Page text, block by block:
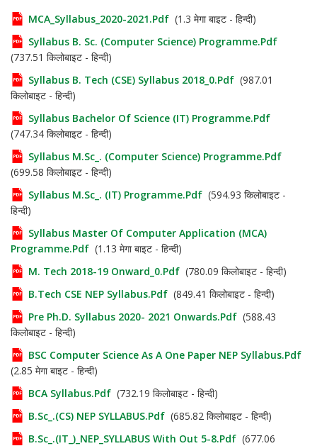
MCA_Syllabus_2020-2021.pdf (1.3 मेगा बाइट - हिन्दी)
Syllabus B. Sc. (Computer Science) Programme.pdf
(737.51 किलोबाइट - हिन्दी)
Syllabus B. Tech (CSE) Syllabus 2018_0.pdf (987.01
किलोबाइट - हिन्दी)
Syllabus Bachelor Of Science (IT) Programme.pdf
(747.34 किलोबाइट - हिन्दी)
Syllabus M.Sc_. (Computer Science) Programme.pdf
(699.58 किलोबाइट - हिन्दी)
Syllabus M.Sc_. (IT) Programme.pdf (594.93 किलोबाइट -
हिन्दी)
Syllabus Master Of Computer Application (MCA)
Programme.pdf (1.13 मेगा बाइट - हिन्दी)
M. Tech 2018-19 Onward_0.pdf (780.09 किलोबाइट - हिन्दी)
B.Tech CSE NEP Syllabus.pdf (849.41 किलोबाइट - हिन्दी)
Pre Ph.D. Syllabus 2020- 2021 Onwards.pdf (588.43
किलोबाइट - हिन्दी)
BSC Computer Science As A One Paper NEP Syllabus.pdf
(2.85 मेगा बाइट - हिन्दी)
BCA Syllabus.pdf (732.19 किलोबाइट - हिन्दी)
B.Sc_.(CS) NEP SYLLABUS.pdf (685.82 किलोबाइट - हिन्दी)
B.Sc_.(IT_)_NEP_SYLLABUS With Out 5-8.pdf (677.06